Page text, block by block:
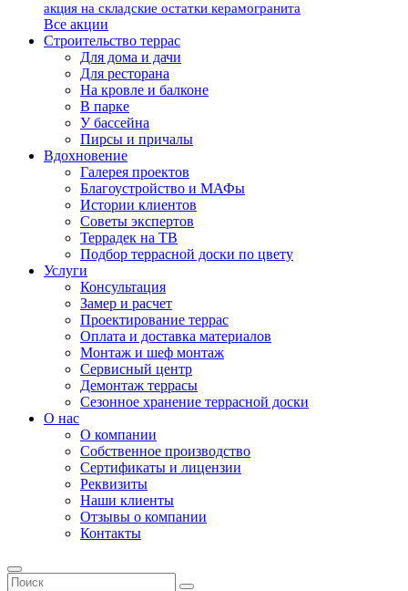
акция на складские остатки керамогранита
Все акции
Строительство террас
Для дома и дачи
Для ресторана
На кровле и балконе
В парке
У бассейна
Пирсы и причалы
Вдохновение
Галерея проектов
Благоустройство и МАФы
Истории клиентов
Советы экспертов
Террадек на ТВ
Подбор террасной доски по цвету
Услуги
Консультация
Замер и расчет
Проектирование террас
Оплата и доставка материалов
Монтаж и шеф монтаж
Сервисный центр
Демонтаж террасы
Сезонное хранение террасной доски
О нас
О компании
Собственное производство
Сертификаты и лицензии
Реквизиты
Наши клиенты
Отзывы о компании
Контакты